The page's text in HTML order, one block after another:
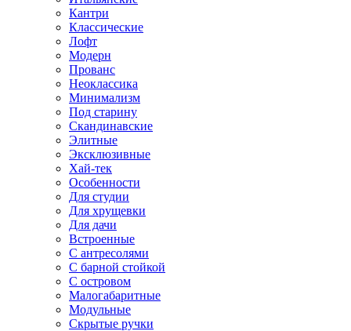
Кантри
Классические
Лофт
Модерн
Прованс
Неоклассика
Минимализм
Под старину
Скандинавские
Элитные
Эксклюзивные
Хай-тек
Особенности
Для студии
Для хрущевки
Для дачи
Встроенные
С антресолями
С барной стойкой
С островом
Малогабаритные
Модульные
Скрытые ручки